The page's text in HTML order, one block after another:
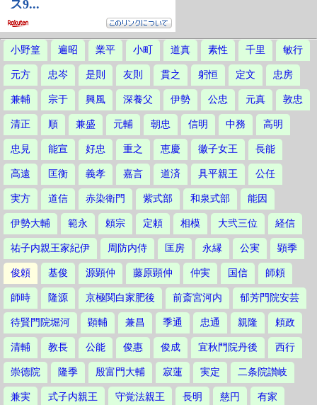
小野篁 遍昭 業平 小町 道真 素性 千里 敏行
元方 忠岑 是則 友則 貫之 躬恒 定文 忠房
兼輔 宗于 興風 深養父 伊勢 公忠 元真 敦忠
清正 順 兼盛 元輔 朝忠 信明 中務 高明
忠見 能宣 好忠 重之 恵慶 徽子女王 長能
高遠 匡衡 義孝 嘉言 道済 具平親王 公任
実方 道信 赤染衛門 紫式部 和泉式部 能因
伊勢大輔 範永 頼宗 定頼 相模 大弐三位 経信
祐子内親王家紀伊 周防内侍 匡房 永縁 公実 顕季
俊頼 基俊 源顕仲 藤原顕仲 仲実 国信 師頼
師時 隆源 京極関白家肥後 前斎宮河内 郁芳門院安芸
待賢門院堀河 顕輔 兼昌 季通 忠通 親隆 頼政
清輔 教長 公能 俊惠 俊成 宜秋門院丹後 西行
崇徳院 隆季 殷富門大輔 寂蓮 実定 二条院讃岐
兼実 式子内親王 守覚法親王 長明 慈円 有家